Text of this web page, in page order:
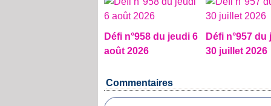
Défi n°958 du jeudi 6
août 2026
Défi n°957 du
30 juillet 2026
Commentaires